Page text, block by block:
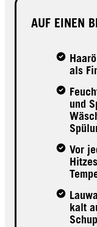
AUF EINEN
als
und
Vor
kalt